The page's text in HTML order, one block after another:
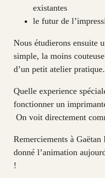
existantes
le futur de
Nous étudierons ensuite
simple, la moins
d’un petit atelier pratique.
Quelle experience
fonctionner un
On voit directement
Remerciements à
donné l’animation
!